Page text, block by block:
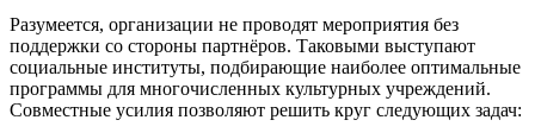
Разумеется, организации не проводят мероприятия без
поддержки со стороны партнёров. Таковыми выступают
социальные институты, подбирающие наиболее оптимальные
программы для многочисленных культурных учреждений.
Совместные усилия позволяют решить круг следующих задач: